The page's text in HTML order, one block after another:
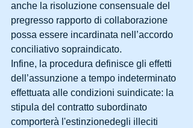
anche la risoluzione consensuale del
pregresso rapporto di collaborazione
possa essere incardinata nell’accordo
conciliativo sopraindicato.
Infine, la procedura definisce gli effetti
dell’assunzione a tempo indeterminato
effettuata alle condizioni suindicate: la
stipula del contratto subordinato
comporterà l'estinzionedegli illeciti